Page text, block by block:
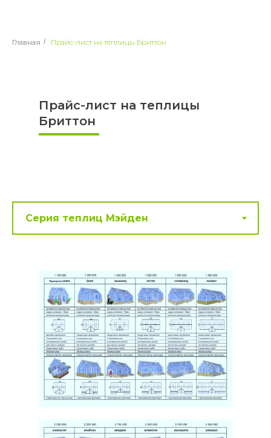
Главная / Прайс-лист на теплицы Бриттон
Прайс-лист на теплицы
Бриттон